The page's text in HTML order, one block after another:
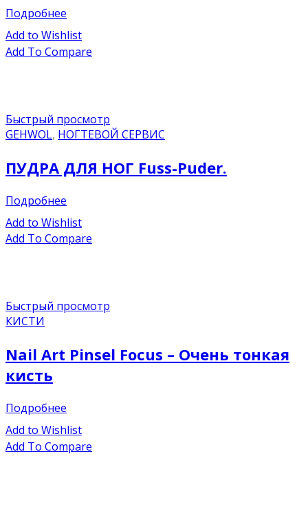
Подробнее
Add to Wishlist
Add To Compare
Быстрый просмотр
GEHWOL, НОГТЕВОЙ СЕРВИС
ПУДРА ДЛЯ НОГ Fuss-Puder.
Подробнее
Add to Wishlist
Add To Compare
Быстрый просмотр
КИСТИ
Nail Art Pinsel Focus – Очень тонкая
кисть
Подробнее
Add to Wishlist
Add To Compare